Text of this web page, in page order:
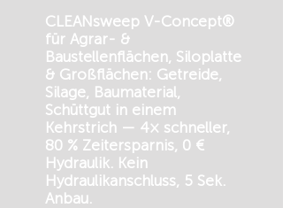
CLEANsweep V-Concept®
für Agrar- &
Baustellenflächen, Siloplatte
& Großflächen: Getreide,
Silage, Baumaterial,
Schüttgut in einem
Kehrstrich — 4× schneller,
80 % Zeitersparnis, 0 €
Hydraulik. Kein
Hydraulikanschluss, 5 Sek.
Anbau.